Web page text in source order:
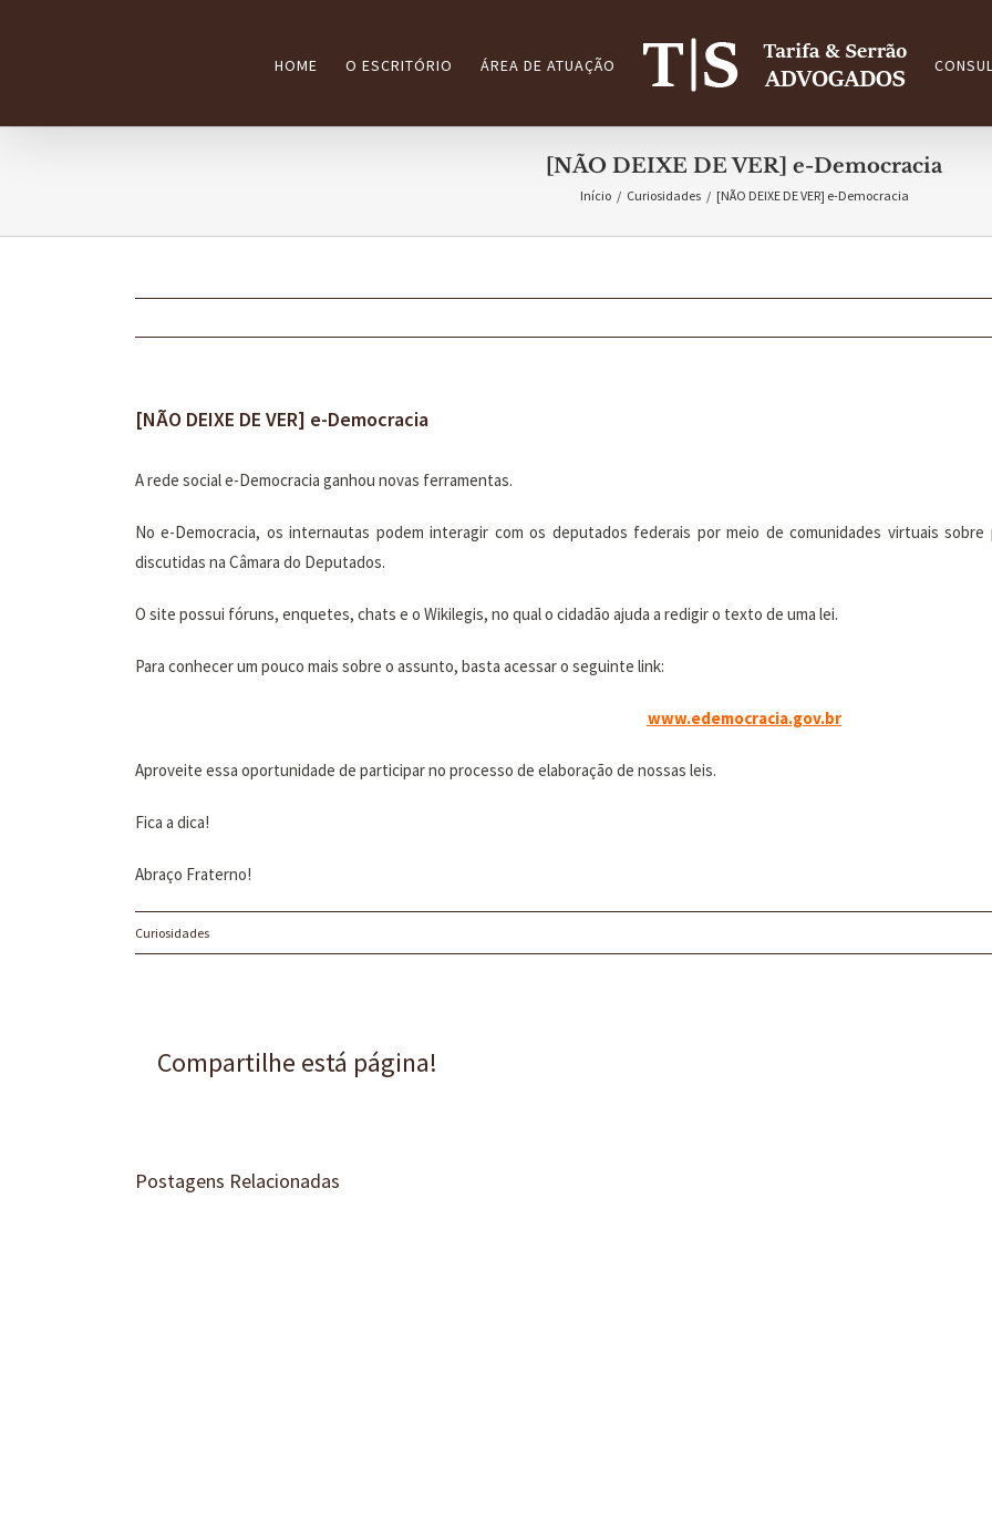
HOME O ESCRITÓRIO ÁREA DE ATUAÇÃO
[NÃO DEIXE DE VER] e-Democracia
Início / Curiosidades / [NÃO DEIXE DE VER] e-Democracia
[NÃO DEIXE DE VER] e-Democracia
A rede social e-Democracia ganhou novas ferramentas.
No e-Democracia, os internautas podem interagir com os deputados federais por meio de comunidades virtuais
discutidas na Câmara do Deputados.
O site possui fóruns, enquetes, chats e o Wikilegis, no qual o cidadão ajuda a redigir o texto de uma lei.
Para conhecer um pouco mais sobre o assunto, basta acessar o seguinte link:
www.edemocracia.gov.br
Aproveite essa oportunidade de participar no processo de elaboração de nossas leis.
Fica a dica!
Abraço Fraterno!
Curiosidades
Compartilhe está página!
Postagens Relacionadas